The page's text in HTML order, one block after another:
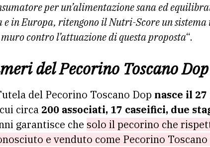
per un’alimentazione sana ed
in Europa, ritengono il Nutri-Score un sistema
contro l’attuazione di questa proposta“.
del Pecorino Toscano Dop
del Pecorino Toscano Dop nasce il
circa 200 associati, 17 caseifici, due
garantisce che solo il pecorino che
e venduto come Pecorino Toscano